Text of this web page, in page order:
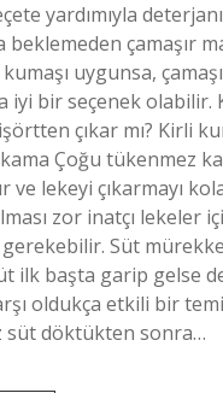
yardımıyla
beklemeden çamaşır
uygunsa,
iyi bir seçenek olabilir.
çıkar mı? Kirli
Çoğu tükenmez
ve lekeyi çıkarmayı
zor inatçı lekeler
gerekebilir. Süt
ilk başta garip gelse
oldukça etkili bir
süt döktükten sonra…